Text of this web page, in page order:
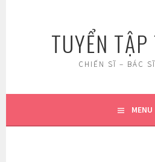
TUYỂN
CHIẾN SĨ – BÁC
MENU